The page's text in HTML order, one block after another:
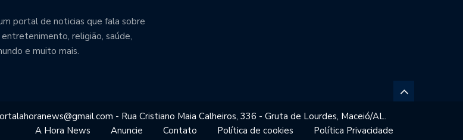
portal de noticias que fala sobre
religião, saúde,
e muito mais.
- Rua Cristiano Maia Calheiros, 336 - Gruta de Lourdes, Maceió/AL.
A Hora News Anuncie Contato Política de cookies Política Privacidade